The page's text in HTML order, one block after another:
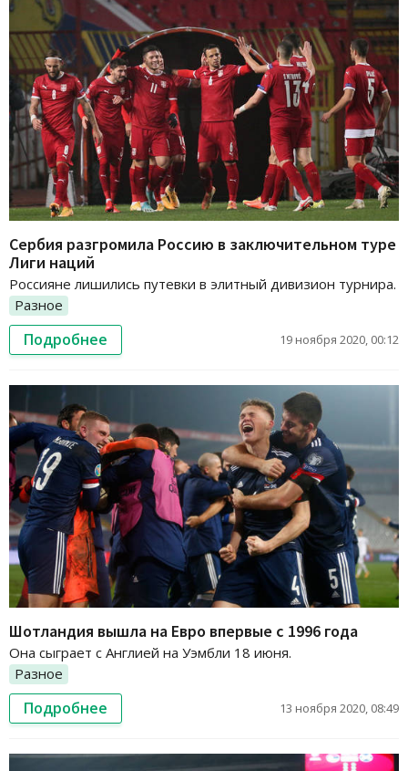
Сербия разгромила Россию в заключительном туре
Лиги наций
Россияне лишились путевки в элитный дивизион турнира.
Разное
Подробнее 19 ноября 2020, 00:12
Шотландия вышла на Евро впервые с 1996 года
Она сыграет с Англией на Уэмбли 18 июня.
Разное
Подробнее 13 ноября 2020, 08:49